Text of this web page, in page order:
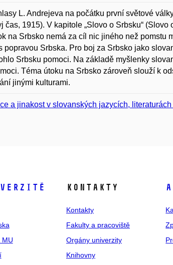
L. Andrejeva na počátku první světové
čas, 1915). V kapitole „Slovo o Srbsku“
na Srbsko nemá za cíl nic jiného než pomstu
popravou Srbska. Pro boj za Srbsko jako
Srbsku pomoci. Na základě myšlenky
Téma útoku na Srbsko zároveň slouží k
jinými kulturami.
a jinakost v slovanských jazycích,
MU
Kontakty
Kontakty
Fakulty a pracoviště
Orgány univerzity
Knihovny